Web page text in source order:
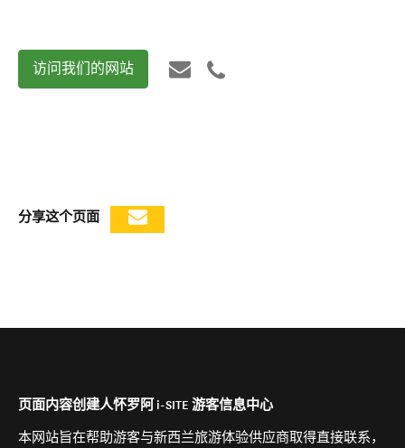
访问我们的网站
分享这个页面
页面内容创建人怀罗阿 i-SITE 游客信息中心
本网站旨在帮助游客与新西兰旅游体验供应商取得直接联系，